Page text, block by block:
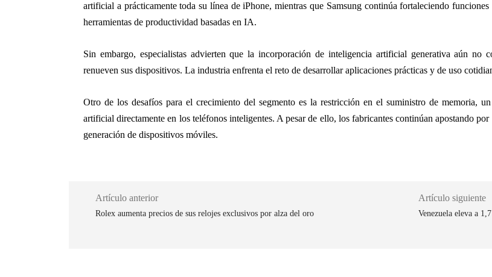
artificial a prácticamente toda su línea de iPhone, mientras que Samsung continúa fortaleciendo
herramientas de productividad basadas en IA.
Sin embargo, especialistas advierten que la incorporación de inteligencia artificial generativa aún
renueven sus dispositivos. La industria enfrenta el reto de desarrollar aplicaciones prácticas y de uso
Otro de los desafíos para el crecimiento del segmento es la restricción en el suministro de memoria,
artificial directamente en los teléfonos inteligentes. A pesar de ello, los fabricantes continúan apostando
generación de dispositivos móviles.
Artículo anterior
Rolex aumenta precios de sus relojes exclusivos por alza del oro
Artículo siguiente
Venezuela eleva a